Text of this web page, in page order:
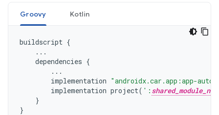
Groovy Kotlin
buildscript {
...
dependencies {
...
implementation "androidx.car.app:app-
implementation project( ':
}
}